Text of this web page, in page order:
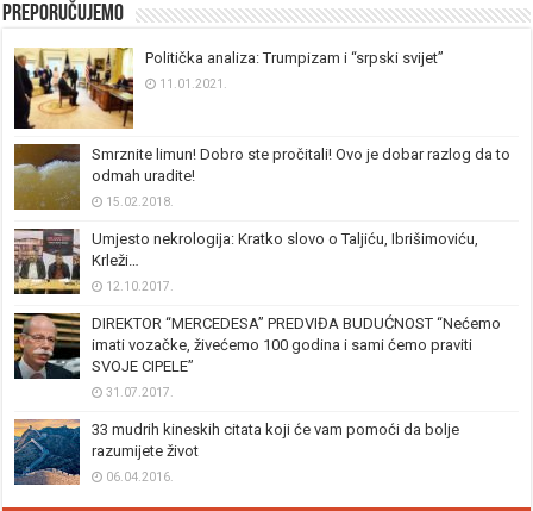
Preporučujemo
Politička analiza: Trumpizam i “srpski svijet”
11.01.2021.
Smrznite limun! Dobro ste pročitali! Ovo je dobar razlog da to
odmah uradite!
15.02.2018.
Umjesto nekrologija: Kratko slovo o Taljiću, Ibrišimoviću,
Krleži…
12.10.2017.
DIREKTOR “MERCEDESA” PREDVIĐA BUDUĆNOST “Nećemo
imati vozačke, živećemo 100 godina i sami ćemo praviti
SVOJE CIPELE”
31.07.2017.
33 mudrih kineskih citata koji će vam pomoći da bolje
razumijete život
06.04.2016.